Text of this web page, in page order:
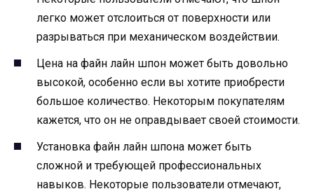
легко может отслоиться от поверхности или
разрываться при механическом воздействии.
Цена на файн лайн шпон может быть довольно
высокой, особенно если вы хотите приобрести
большое количество. Некоторым покупателям
кажется, что он не оправдывает своей стоимости.
Установка файн лайн шпона может быть
сложной и требующей профессиональных
навыков. Некоторые пользователи отмечают,